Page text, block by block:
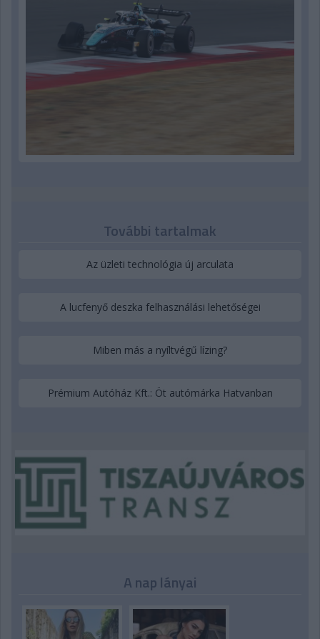
További tartalmak
Az üzleti technológia új arculata
A lucfenyő deszka felhasználási lehetőségei
Miben más a nyíltvégű lízing?
Prémium Autóház Kft.: Öt autómárka Hatvanban
A nap lányai